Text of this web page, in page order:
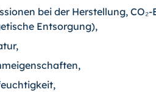
bei der Herstellung,
Entsorgung),